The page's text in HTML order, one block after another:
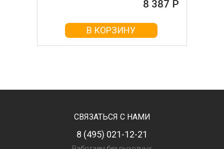
8 387 Р
В КОРЗИНУ
СВЯЗАТЬСЯ С НАМИ
8 (495) 021-12-21